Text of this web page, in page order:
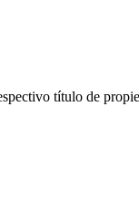
título de